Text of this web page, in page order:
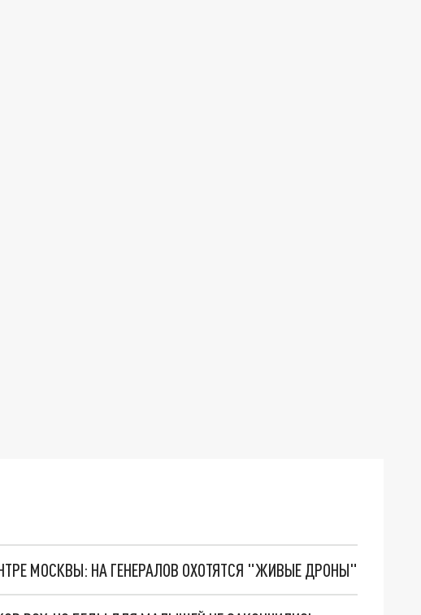
МОСКВЫ: НА ГЕНЕРАЛОВ ОХОТЯТСЯ "ЖИВЫЕ ДРОНЫ"